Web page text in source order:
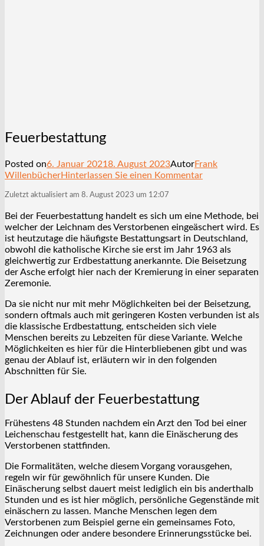
Feuerbestattung
Posted on6. Januar 20218. August 2023AutorFrank
WillenbücherHinterlassen Sie einen Kommentar
Zuletzt aktualisiert am 8. August 2023 um 12:07
Bei der Feuerbestattung handelt es sich um eine Methode, bei
welcher der Leichnam des Verstorbenen eingeäschert wird. Es
ist heutzutage die häufigste Bestattungsart in Deutschland,
obwohl die katholische Kirche sie erst im Jahr 1963 als
gleichwertig zur Erdbestattung anerkannte. Die Beisetzung
der Asche erfolgt hier nach der Kremierung in einer separaten
Zeremonie.
Da sie nicht nur mit mehr Möglichkeiten bei der Beisetzung,
sondern oftmals auch mit geringeren Kosten verbunden ist als
die klassische Erdbestattung, entscheiden sich viele
Menschen bereits zu Lebzeiten für diese Variante. Welche
Möglichkeiten es hier für die Hinterbliebenen gibt und was
genau der Ablauf ist, erläutern wir in den folgenden
Abschnitten für Sie.
Der Ablauf der Feuerbestattung
Frühestens 48 Stunden nachdem ein Arzt den Tod bei einer
Leichenschau festgestellt hat, kann die Einäscherung des
Verstorbenen stattfinden.
Die Formalitäten, welche diesem Vorgang vorausgehen,
regeln wir für gewöhnlich für unsere Kunden. Die
Einäscherung selbst dauert meist lediglich ein bis anderthalb
Stunden und es ist hier möglich, persönliche Gegenstände mit
einäschern zu lassen. Manche Menschen legen dem
Verstorbenen zum Beispiel gerne ein gemeinsames Foto,
Zeichnungen oder andere besondere Erinnerungsstücke bei.